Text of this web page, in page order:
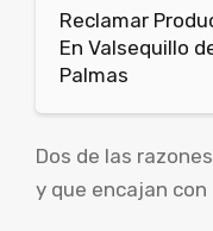
Reclamar
En Valsequillo
Palmas
Dos de las
y que encajan con